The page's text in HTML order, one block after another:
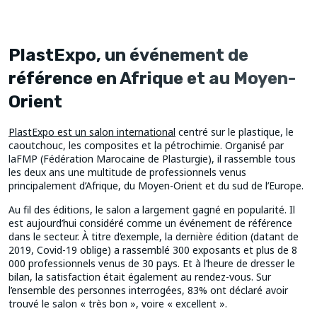
PlastExpo, un événement de
référence en Afrique et au Moyen-
Orient
PlastExpo est un salon international centré sur le plastique, le
caoutchouc, les composites et la pétrochimie. Organisé par
laFMP (Fédération Marocaine de Plasturgie), il rassemble tous
les deux ans une multitude de professionnels venus
principalement d’Afrique, du Moyen-Orient et du sud de l’Europe.
Au fil des éditions, le salon a largement gagné en popularité. Il
est aujourd’hui considéré comme un événement de référence
dans le secteur. À titre d’exemple, la dernière édition (datant de
2019, Covid-19 oblige) a rassemblé 300 exposants et plus de 8
000 professionnels venus de 30 pays. Et à l’heure de dresser le
bilan, la satisfaction était également au rendez-vous. Sur
l’ensemble des personnes interrogées, 83% ont déclaré avoir
trouvé le salon « très bon », voire « excellent ».